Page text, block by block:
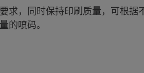
求，同时保持印刷质量，可根
的喷码。